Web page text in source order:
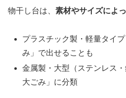
物干し台は、 素材やサイズによ
プラスチック製・軽量タイ
み」で出せることも
金属製・大型（ステンレス
大ごみ」に分類